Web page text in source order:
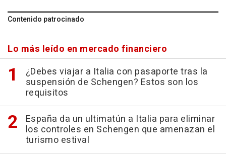
Contenido patrocinado
Lo más leído en mercado financiero
¿Debes viajar a Italia con pasaporte tras la
suspensión de Schengen? Estos son los
requisitos
España da un ultimatún a Italia para eliminar
los controles en Schengen que amenazan el
turismo estival